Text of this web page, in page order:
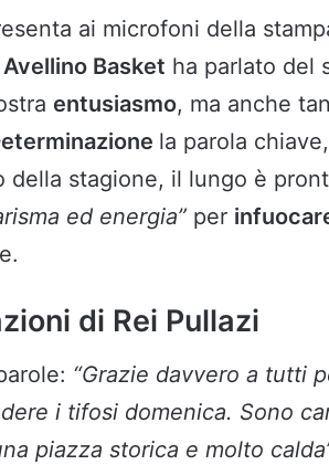
ai microfoni della
Basket ha parlato del
entusiasmo, ma anche
la parola
della stagione, il lungo è
ed energia” per
di Rei Pullazi
“Grazie davvero a tutti
i tifosi domenica. Sono
piazza storica e molto